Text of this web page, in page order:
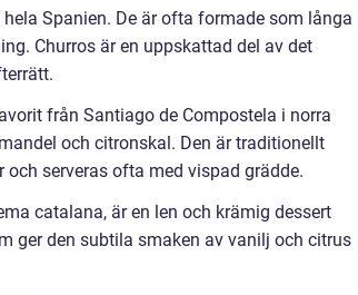
Spanien. De är ofta formade som långa
Churros är en uppskattad del av det
från Santiago de Compostela i norra
och citronskal. Den är traditionellt
serveras ofta med vispad grädde.
catalana, är en len och krämig dessert
ger den subtila smaken av vanilj och citrus